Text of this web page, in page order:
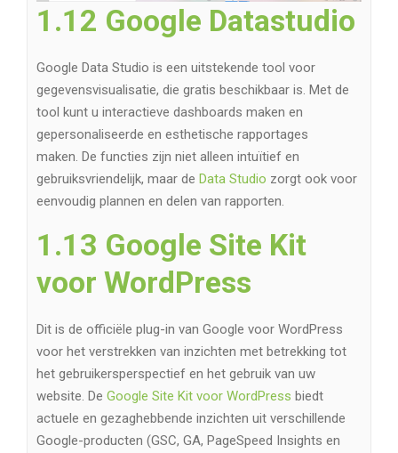
1.12 Google Datastudio
Google Data Studio is een uitstekende tool voor
gegevensvisualisatie, die gratis beschikbaar is. Met de
tool kunt u interactieve dashboards maken en
gepersonaliseerde en esthetische rapportages
maken. De functies zijn niet alleen intuïtief en
gebruiksvriendelijk, maar de Data Studio zorgt ook voor
eenvoudig plannen en delen van rapporten.
1.13 Google Site Kit
voor WordPress
Dit is de officiële plug-in van Google voor WordPress
voor het verstrekken van inzichten met betrekking tot
het gebruikersperspectief en het gebruik van uw
website. De Google Site Kit voor WordPress biedt
actuele en gezaghebbende inzichten uit verschillende
Google-producten (GSC, GA, PageSpeed ​​Insights en